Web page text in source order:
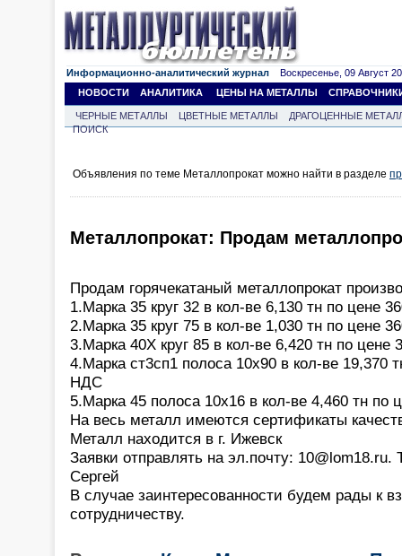
Информационно-аналитический журнал Воскресенье, 09 Август
НОВОСТИ
АНАЛИТИКА ЦЕНЫ НА МЕТАЛЛЫ
ЧЕРНЫЕ МЕТАЛЛЫ ЦВЕТНЫЕ МЕТАЛЛЫ
ДРАГОЦЕННЫЕ
ПОИСК
Объявления по теме Металлопрокат можно найти в разделе
Металлопрокат: Продам
Продам горячекатаный металлопрокат
1.Марка 35 круг 32 в кол-ве 6,130 тн по цене
2.Марка 35 круг 75 в кол-ве 1,030 тн по цене
3.Марка 40Х круг 85 в кол-ве 6,420 тн по
4.Марка ст3сп1 полоса 10х90 в кол-ве 19,370
НДС
5.Марка 45 полоса 10х16 в кол-ве 4,460 тн по
На весь металл имеются сертификаты
Металл находится в г. Ижевск
Заявки отправлять на эл.почту:
Сергей
В случае заинтересованности будем рады к
сотрудничеству.